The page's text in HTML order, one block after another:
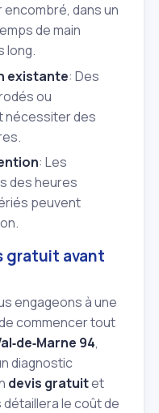
dans un
de main
long.
existante: Des
ou
nécessiter des
: Les
des heures
peuvent
gratuit avant
engageons à une
commencer tout
94,
diagnostic
devis gratuitet
le coût de